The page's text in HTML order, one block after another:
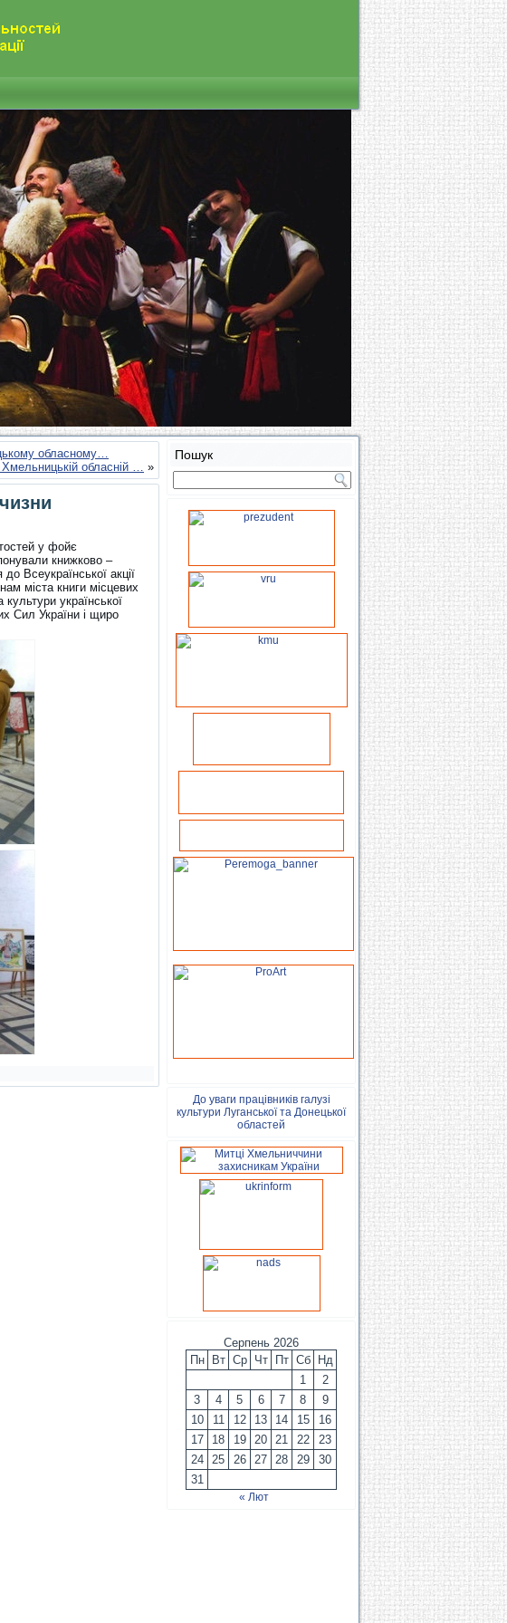
обласному…
Хмельницькій обласній … »
у фойє
книжково –
Всеукраїнської акції
міста книги місцевих
культури української
Сил України і щиро
Пошук
До уваги працівників галузі
культури Луганської та Донецької
областей
Серпень 2026
Пн
Вт Ср Чт Пт Сб
Нд
1
2
3
4 5 6 7 8
9
10
11 12 13 14 15
16
17
18 19 20 21 22
23
24
25 26 27 28 29
30
31
« Лют